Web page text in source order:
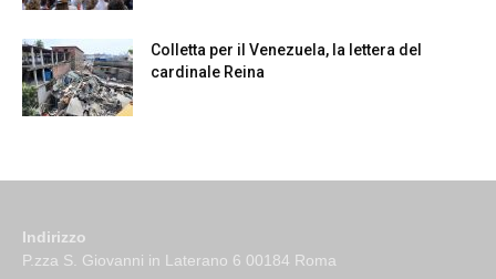
Colletta per il Venezuela, la lettera del
cardinale Reina
Indirizzo
P.zza S. Giovanni in Laterano 6 00184 Roma